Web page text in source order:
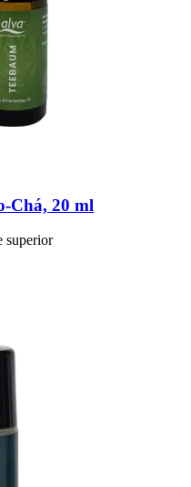
​Chá, 20 ml
superior